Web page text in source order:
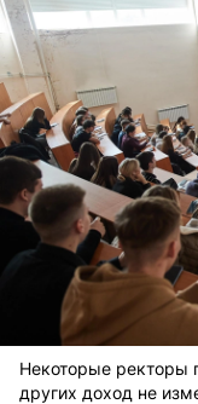
Некоторые ректоры
других доход не